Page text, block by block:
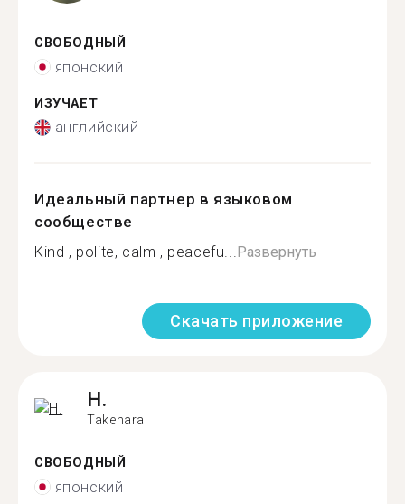
СВОБОДНЫЙ
японский
ИЗУЧАЕТ
английский
Идеальный партнер в языковом
сообществе
Kind , polite, calm , peacefu...Развернуть
Скачать приложение
H.
Takehara
СВОБОДНЫЙ
японский